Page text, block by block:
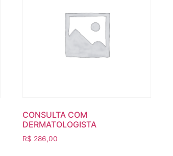
CONSULTA COM
DERMATOLOGISTA
R$ 286,00